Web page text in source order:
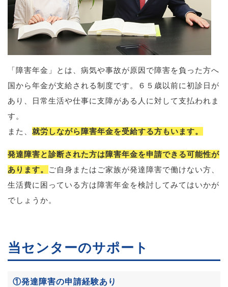
「障害年金」とは、病気や事故が原因で障害を負った方へ
国から年金が支給される制度です。６５歳以前に初診日が
あり、日常生活や仕事に支障がある人に対して支払われま
す。
また、 就労しながら障害年金を受給する方もいます。
発達障害と診断された方は障害年金を申請できる可能性が
あります。
ご自身またはご家族が発達障害で働けない方、
生活費に困っている方は障害年金を検討してみてはいかが
でしょうか。
当センターのサポート
①発達障害の申請経験あり